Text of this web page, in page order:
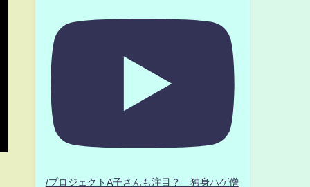
/プロジェクトA子さんも注目？ 独身ハゲ僧